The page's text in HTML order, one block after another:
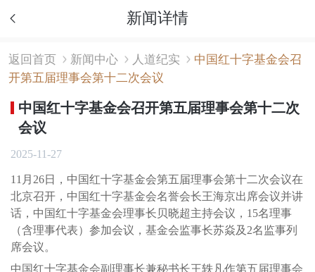
新闻详情
返回首页 新闻中心 人道纪实
中国红十字基金会召
开第五届理事会第十二次会议
中国红十字基金会召开第五届理事会第十二次
会议
2025-11-27
11月26日，中国红十字基金会第五届理事会第十二次会议在
北京召开，中国红十字基金会名誉会长王海京出席会议并讲
话，中国红十字基金会理事长贝晓超主持会议，15名理事
（含理事代表）参加会议，基金会监事长苏焱及2名监事列
席会议。
中国红十字基金会副理事长兼秘书长王轶凡作第五届理事会